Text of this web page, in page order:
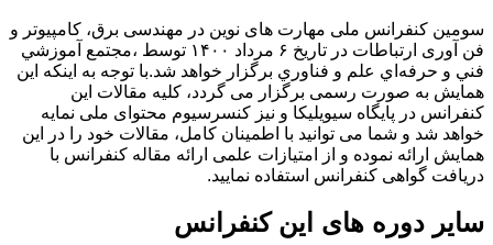
سومین کنفرانس ملی مهارت های نوین در مهندسی برق، کامپیوتر و
فن آوری ارتباطات در تاریخ ۶ مرداد ۱۴۰۰ توسط ،مجتمع آموزشي
فني و حرفه‌اي علم و فناوري برگزار خواهد شد.با توجه به اینکه این
همایش به صورت رسمی برگزار می گردد، کلیه مقالات این
کنفرانس در پایگاه سیویلیکا و نیز کنسرسیوم محتوای ملی نمایه
خواهد شد و شما می توانید با اطمینان کامل، مقالات خود را در این
همایش ارائه نموده و از امتیازات علمی ارائه مقاله کنفرانس با
دریافت گواهی کنفرانس استفاده نمایید.
سایر دوره های این کنفرانس